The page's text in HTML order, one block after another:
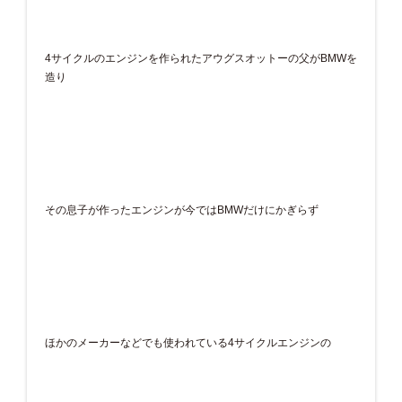
4サイクルのエンジンを作られたアウグスオットーの父がBMWを
造り
その息子が作ったエンジンが今ではBMWだけにかぎらず
ほかのメーカーなどでも使われている4サイクルエンジンの